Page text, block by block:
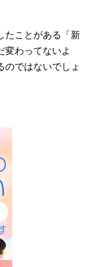
たことがある「新
変わってないよ
のではないでしょ